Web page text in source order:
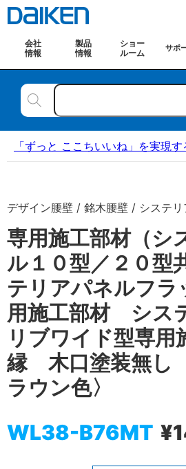
会社
情報
製品
情報
ショー
ルーム
サポ
「ずっと ここちいいね」を実現
デザイン腰壁 / 銘木腰壁 / システ
専用施工部材（シ
ル１０型／２０
テリアパネルフラ
用施工部材 シス
リブワイド型専
縁 木口塗装無し
ラウン色〉
WL38-B76MT